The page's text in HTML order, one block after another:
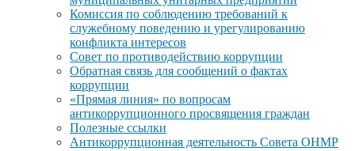
Комиссия по соблюдению требований к
служебному поведению и урегулированию
конфликта интересов
Совет по противодействию коррупции
Обратная связь для сообщений о фактах
коррупции
«Прямая линия» по вопросам
антикоррупционного просвящения граждан
Полезные ссылки
Антикоррупционная деятельность Совета ОНМР